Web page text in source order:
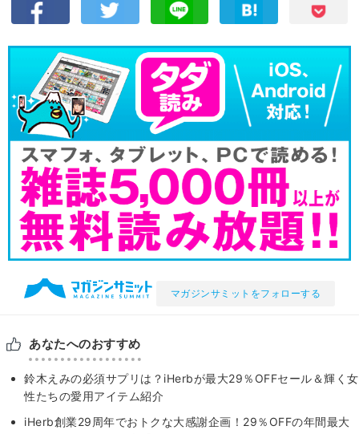
マガジンサミットをフォローする
あなたへのおすすめ
鈴木えみの必須サプリは？iHerbが最大29％OFFセール＆輝く⼥
性たちの愛用アイテム紹介
iHerb創業29周年でおトクな大感謝企画！29％OFFの年間最大